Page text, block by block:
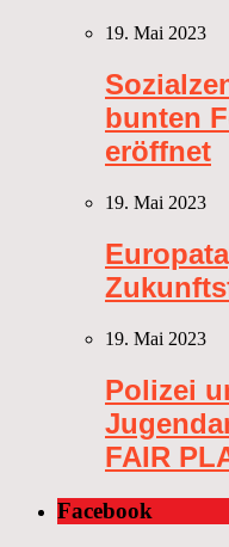
19. Mai 2023
bunten
eröffnet
19. Mai 2023
19. Mai 2023
Polizei
FAIR
Facebook